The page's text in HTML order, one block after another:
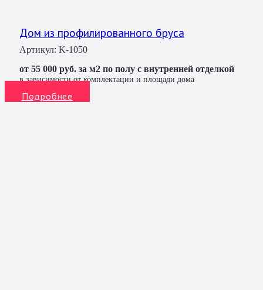
Дом из профилированного бруса
Артикул: K-1050
от 55 000 руб. за м2 по полу с внутренней отделкой
в зависимости от комплектации и площади дома
Подробнее